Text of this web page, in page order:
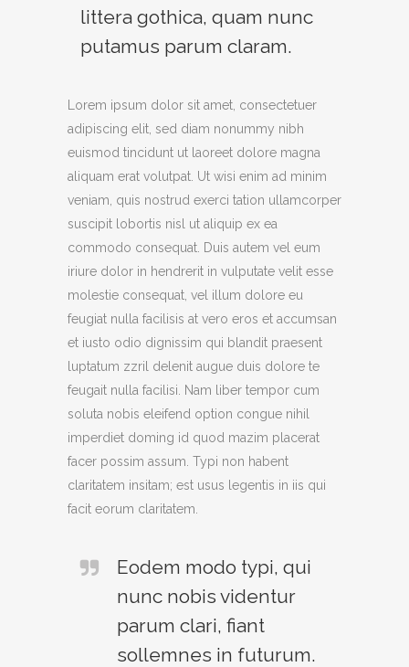
littera gothica, quam nunc
putamus parum claram.
Lorem ipsum dolor sit amet, consectetuer
adipiscing elit, sed diam nonummy nibh
euismod tincidunt ut laoreet dolore magna
aliquam erat volutpat. Ut wisi enim ad minim
veniam, quis nostrud exerci tation ullamcorper
suscipit lobortis nisl ut aliquip ex ea
commodo consequat. Duis autem vel eum
iriure dolor in hendrerit in vulputate velit esse
molestie consequat, vel illum dolore eu
feugiat nulla facilisis at vero eros et accumsan
et iusto odio dignissim qui blandit praesent
luptatum zzril delenit augue duis dolore te
feugait nulla facilisi. Nam liber tempor cum
soluta nobis eleifend option congue nihil
imperdiet doming id quod mazim placerat
facer possim assum. Typi non habent
claritatem insitam; est usus legentis in iis qui
facit eorum claritatem.
Eodem modo typi, qui
nunc nobis videntur
parum clari, fiant
sollemnes in futurum.